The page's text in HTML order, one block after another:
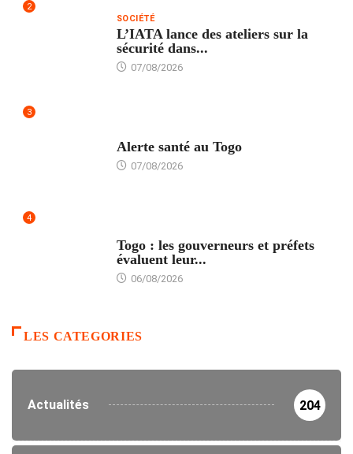
2
SOCIÉTÉ
L’IATA lance des ateliers sur la
sécurité dans...
07/08/2026
3
Alerte santé au Togo
07/08/2026
4
Togo : les gouverneurs et préfets
évaluent leur...
06/08/2026
LES CATEGORIES
Actualités 204